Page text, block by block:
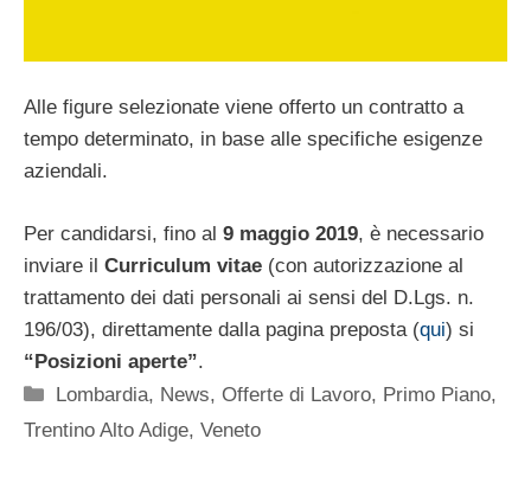
Alle figure selezionate viene offerto un contratto a
tempo determinato, in base alle specifiche esigenze
aziendali.
Per candidarsi, fino al 9 maggio 2019, è necessario
inviare il Curriculum vitae (con autorizzazione al
trattamento dei dati personali ai sensi del D.Lgs. n.
196/03), direttamente dalla pagina preposta (qui) si
“Posizioni aperte”.
Categorie
Lombardia, News,Offerte di Lavoro, Primo Piano,
Trentino Alto Adige, Veneto